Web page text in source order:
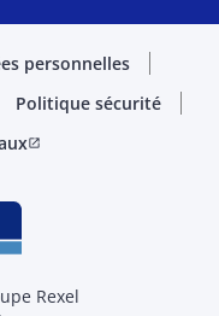
personnelles
Politique sécurité
open_in_new
Rexel